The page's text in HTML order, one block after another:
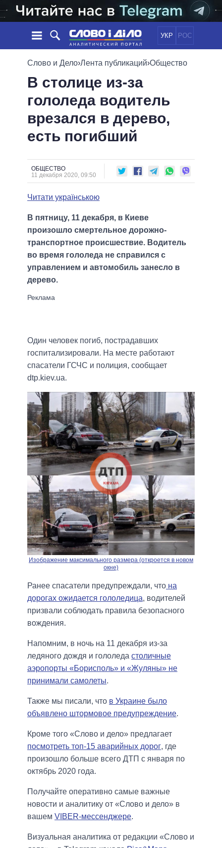
УКР РОС
НОВОСТИ
ЛЕНТА
СОБЫТИЯ
СТАТЬИ
МНЕНИЯ
ОБЗОРЫ
ДАЙДЖЕСТЫ
ПОЛИТИКА
ЭКОНОМИКА
ОБЩЕСТВО
МИР
ОБЕЩАНИЯ
ПОЛИТИКИ
ВСЕ ПОЛИТИКИ
ПРЕЗИДЕНТ И ОФИС
ВЕРХОВНАЯ РАДА
КАБИНЕТ МИНИСТРОВ
МЭРЫ
ВСЕ ПЕРСОНЫ
ИНФОГРАФИКА
ПОДДЕРЖАТЬ
СРАВНЕНИЕ ПОЛИТИКОВ
Слово и Дело›Лента публикаций›Общество
В столице из-за
гололеда водитель
врезался в дерево,
есть погибший
ОБЩЕСТВО
11 декабря 2020, 09:50
Читати українською
В пятницу, 11 декабря, в Киеве
произошло смертельное дорожно-
транспортное происшествие. Водитель
во время гололеда не справился с
управлением и автомобиль занесло в
дерево.
Один человек погиб, пострадавших
госпитализировали. На месте работают
спасатели ГСЧС и полиция, сообщает
dtp.kiev.ua.
Изображение максимального размера (откроется в новом
окне)
Ранее спасатели предупреждали, что на
дорогах ожидается гололедица, водителей
призвали соблюдать правила безопасного
вождения.
Напомним, в ночь на 11 декабря из-за
ледяного дождя и гололеда столичные
аэропорты «Борисполь» и «Жуляны» не
принимали самолеты.
Также мы писали, что в Украине было
объявлено штормовое предупреждение.
Кроме того «Слово и дело» предлагает
посмотреть топ-15 аварийных дорог, где
произошло больше всего ДТП с января по
октябрь 2020 года.
Получайте оперативно самые важные
новости и аналитику от «Слово и дело» в
вашем VIBER-мессенджере.
Визуальная аналитика от редакции «Слово и